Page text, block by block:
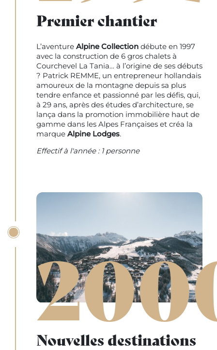
Premier chantier
L’aventure Alpine Collection débute en 1997
avec la construction de 6 gros chalets à
Courchevel La Tania… à l’origine de ses débuts
? Patrick REMME, un entrepreneur hollandais
amoureux de la montagne depuis sa plus
tendre enfance et passionné par les défis, qui,
à 29 ans, après des études d’architecture, se
lança dans la promotion immobilière haut de
gamme dans les Alpes Françaises et créa la
marque Alpine Lodges.
Effectif à l'année : 1 personne
Nouvelles destinations